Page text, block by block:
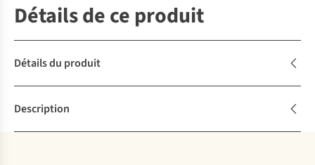
Détails de ce produit
Détails du produit
Description